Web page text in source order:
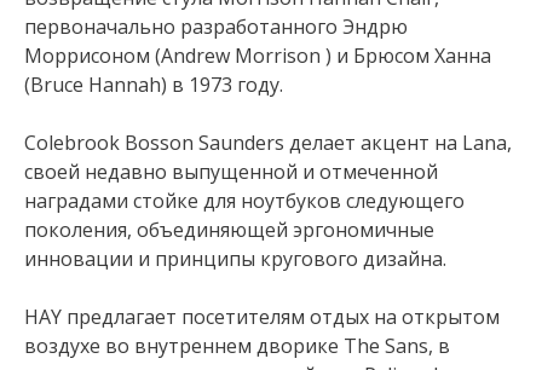
первоначально разработанного Эндрю
Моррисоном (Andrew Morrison ) и Брюсом Ханна
(Bruce Hannah) в 1973 году.
Colebrook Bosson Saunders делает акцент на Lana,
своей недавно выпущенной и отмеченной
наградами стойке для ноутбуков следующего
поколения, объединяющей эргономичные
инновации и принципы кругового дизайна.
HAY предлагает посетителям отдых на открытом
воздухе во внутреннем дворике The Sans, в